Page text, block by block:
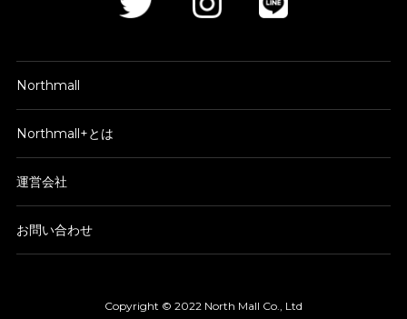
Northmall
Northmall+とは
運営会社
お問い合わせ
Copyright © 2022 North Mall Co., Ltd